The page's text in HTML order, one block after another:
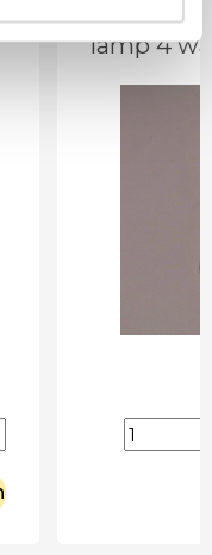
Dimbare
lamp 4